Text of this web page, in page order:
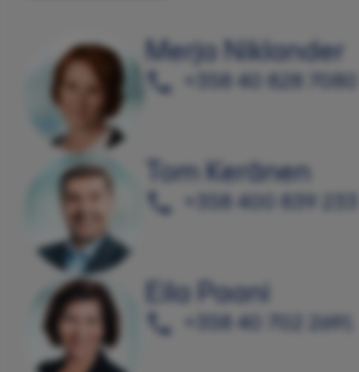
Merja Niklander
+358 40 828 7080
Tom Keränen
+358 400 839 233
Eila Paani
+358 40 702 2691